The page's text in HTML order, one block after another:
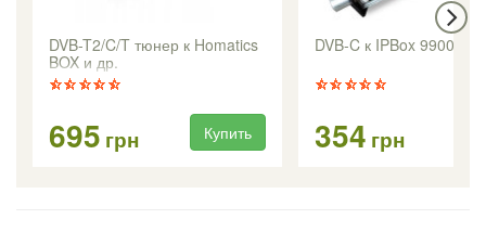
DVB-T2/C/T тюнер к Homatics
BOX и др.
695 грн Купить
DVB-C к IPBox 9900HD
354 грн